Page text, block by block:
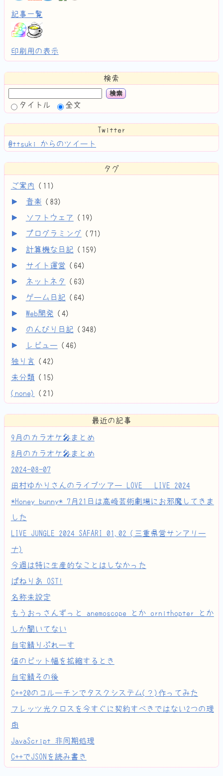
記事一覧
印刷用の表示
検索
検索
タイトル 全文
Twitter
@ttsuki からのツイート
タグ
ご案内 ( 11)
音楽 ( 83)
ソフトウェア
( 19)
プログラミング ( 71)
計算機な日記
( 159)
サイト運営 ( 64)
ネットネタ
( 63)
ゲーム日記
( 64)
Web開発 (4)
のんびり日記
( 348)
レビュー (46)
独り言
(42)
未分類 ( 15)
(none)
( 21)
最近の記事
9月のカラオケ🎤まとめ
8月のカラオケ🎤まとめ
2024-08-07
田村ゆかりさんのライブツアー LOVE ♡ LIVE 2024
*Honey bunny* 7月21日は高崎芸術劇場にお邪魔してきま
した
LIVE JUNGLE 2024 SAFARI 01,02 (三重県営サンアリー
ナ)
今週は特に生産的なことはしなかった
ぱねりあ OST!
名称未設定
もうおっさんずっと anemoscope とか ornithopter とか
しか聞いてない
自宅鯖りぷれーす
値のビット幅を拡縮するとき
自宅鯖その後
C++20のコルーチンでタスクシステム(？)作ってみた
フレッツ光クロスを今すぐに契約すべきではない2つの理
由
JavaScript 非同期処理
C++でJSONを読み書き